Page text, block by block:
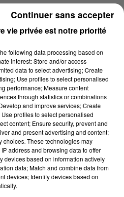
sec)
l'Hérault
vie privée est notre priorité
following data processing based on
interest: Store and/or access
data to select advertising; Create
Use profiles to select personalised
performance; Measure content
through statistics or combinations
and improve services; Create
profiles to select personalised
content; Ensure security, prevent and
and present advertising and content;
choices. These technologies may
address and browsing data to offer
devices based on information actively
data; Match and combine data from
devices; Identify devices based on
Continuer sans accepter